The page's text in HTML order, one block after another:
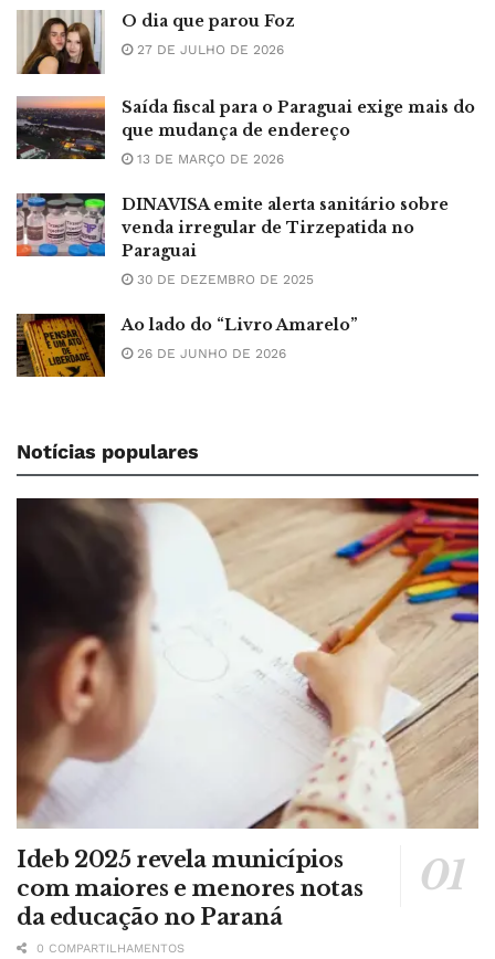
O dia que parou Foz
27 DE JULHO DE 2026
Saída fiscal para o Paraguai exige mais do
que mudança de endereço
13 DE MARÇO DE 2026
DINAVISA emite alerta sanitário sobre
venda irregular de Tirzepatida no
Paraguai
30 DE DEZEMBRO DE 2025
Ao lado do “Livro Amarelo”
26 DE JUNHO DE 2026
Notícias populares
Ideb 2025 revela municípios
com maiores e menores notas
da educação no Paraná
0 COMPARTILHAMENTOS